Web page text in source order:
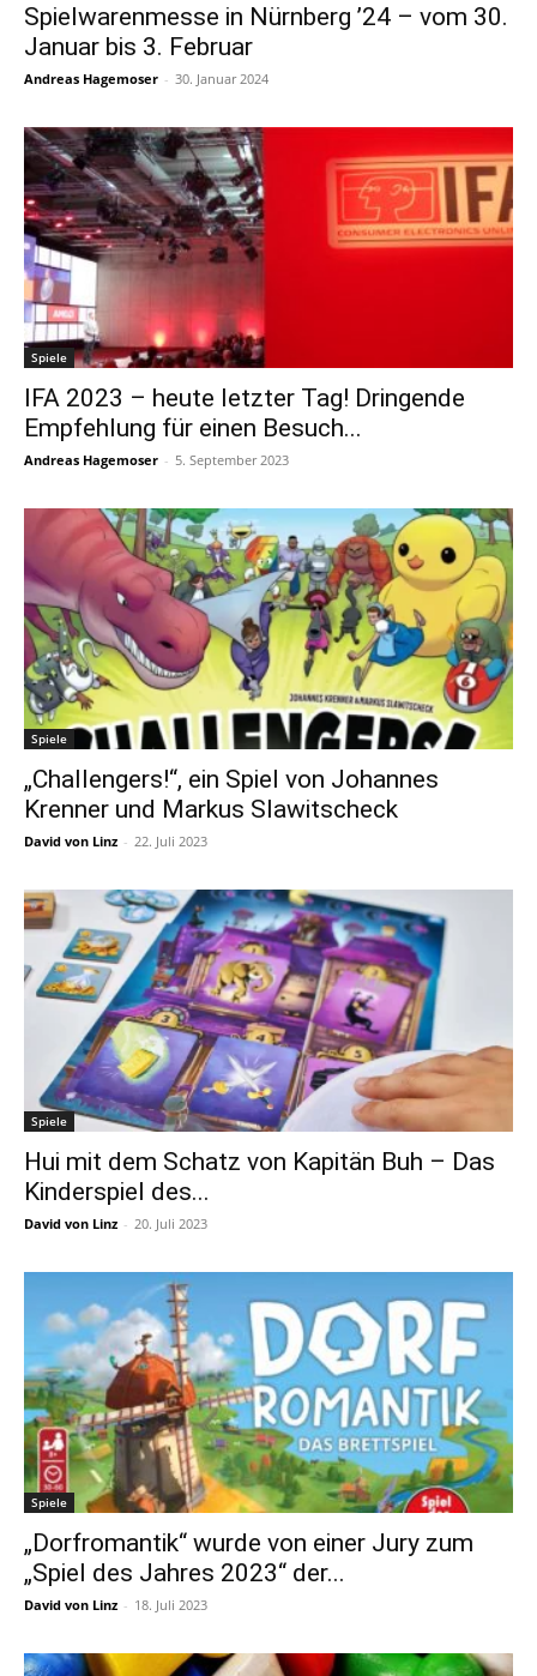
Spielwarenmesse in Nürnberg ’24 – vom 30.
Januar bis 3. Februar
Andreas Hagemoser - 30. Januar 2024
Spiele
IFA 2023 – heute letzter Tag! Dringende
Empfehlung für einen Besuch...
Andreas Hagemoser - 5. September 2023
Spiele
„Challengers!“, ein Spiel von Johannes
Krenner und Markus Slawitscheck
David von Linz - 22. Juli 2023
Spiele
Hui mit dem Schatz von Kapitän Buh – Das
Kinderspiel des...
David von Linz - 20. Juli 2023
Spiele
„Dorfromantik“ wurde von einer Jury zum
„Spiel des Jahres 2023“ der...
David von Linz - 18. Juli 2023